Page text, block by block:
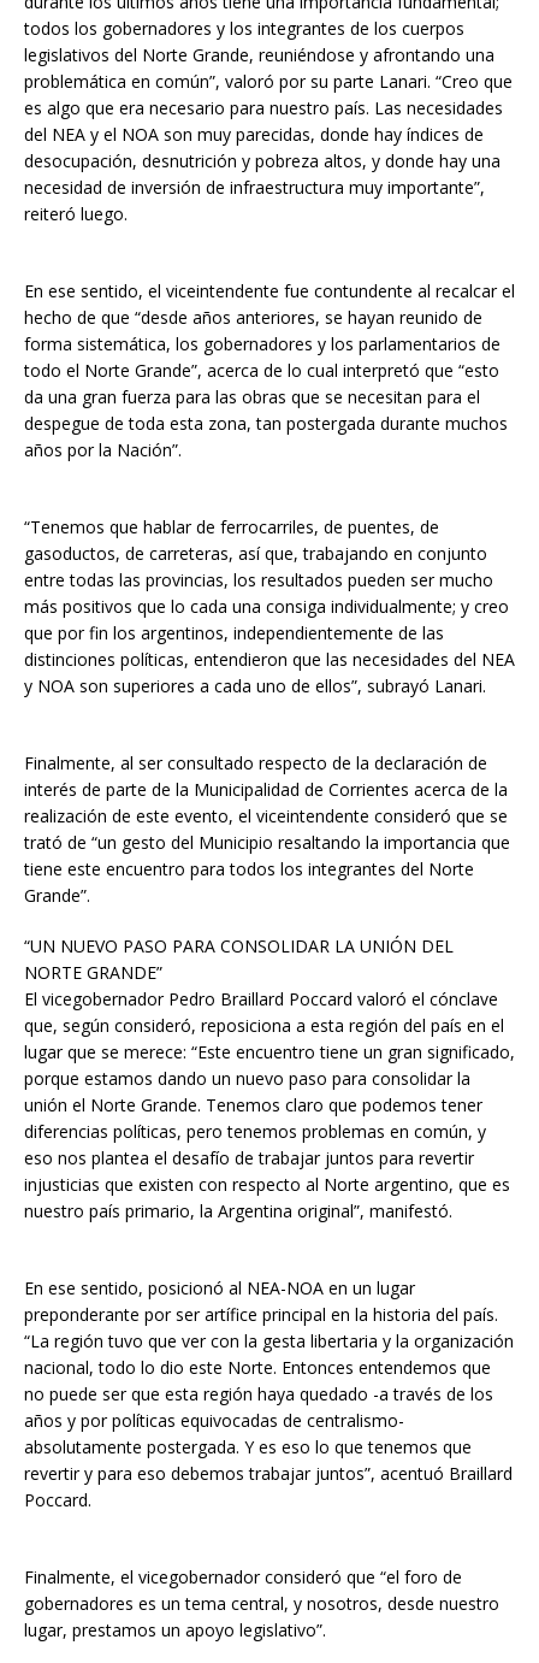
todos los gobernadores y los integrantes de los cuerpos
legislativos del Norte Grande, reuniéndose y afrontando una
problemática en común”, valoró por su parte Lanari. “Creo que
es algo que era necesario para nuestro país. Las necesidades
del NEA y el NOA son muy parecidas, donde hay índices de
desocupación, desnutrición y pobreza altos, y donde hay una
necesidad de inversión de infraestructura muy importante”,
reiteró luego.
En ese sentido, el viceintendente fue contundente al recalcar el
hecho de que “desde años anteriores, se hayan reunido de
forma sistemática, los gobernadores y los parlamentarios de
todo el Norte Grande”, acerca de lo cual interpretó que “esto
da una gran fuerza para las obras que se necesitan para el
despegue de toda esta zona, tan postergada durante muchos
años por la Nación”.
“Tenemos que hablar de ferrocarriles, de puentes, de
gasoductos, de carreteras, así que, trabajando en conjunto
entre todas las provincias, los resultados pueden ser mucho
más positivos que lo cada una consiga individualmente; y creo
que por fin los argentinos, independientemente de las
distinciones políticas, entendieron que las necesidades del NEA
y NOA son superiores a cada uno de ellos”, subrayó Lanari.
Finalmente, al ser consultado respecto de la declaración de
interés de parte de la Municipalidad de Corrientes acerca de la
realización de este evento, el viceintendente consideró que se
trató de “un gesto del Municipio resaltando la importancia que
tiene este encuentro para todos los integrantes del Norte
Grande”.
“UN NUEVO PASO PARA CONSOLIDAR LA UNIÓN DEL
NORTE GRANDE”
El vicegobernador Pedro Braillard Poccard valoró el cónclave
que, según consideró, reposiciona a esta región del país en el
lugar que se merece: “Este encuentro tiene un gran significado,
porque estamos dando un nuevo paso para consolidar la
unión el Norte Grande. Tenemos claro que podemos tener
diferencias políticas, pero tenemos problemas en común, y
eso nos plantea el desafío de trabajar juntos para revertir
injusticias que existen con respecto al Norte argentino, que es
nuestro país primario, la Argentina original”, manifestó.
En ese sentido, posicionó al NEA-NOA en un lugar
preponderante por ser artífice principal en la historia del país.
“La región tuvo que ver con la gesta libertaria y la organización
nacional, todo lo dio este Norte. Entonces entendemos que
no puede ser que esta región haya quedado -a través de los
años y por políticas equivocadas de centralismo-
absolutamente postergada. Y es eso lo que tenemos que
revertir y para eso debemos trabajar juntos”, acentuó Braillard
Poccard.
Finalmente, el vicegobernador consideró que “el foro de
gobernadores es un tema central, y nosotros, desde nuestro
lugar, prestamos un apoyo legislativo”.